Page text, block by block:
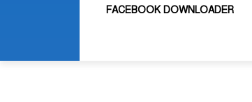
FACEBOOK DOWNLOADER